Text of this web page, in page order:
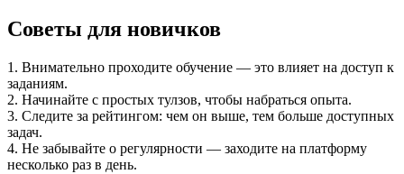
Советы для новичков
1. Внимательно проходите обучение — это влияет на доступ к
заданиям.
2. Начинайте с простых тулзов, чтобы набраться опыта.
3. Следите за рейтингом: чем он выше, тем больше доступных
задач.
4. Не забывайте о регулярности — заходите на платформу
несколько раз в день.